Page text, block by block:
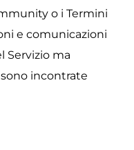
o i Termini
e comunicazioni
Servizio ma
incontrate